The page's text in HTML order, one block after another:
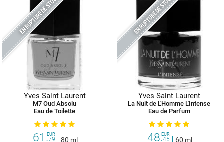
EN RUPTURE DE STOCK
Yves Saint Laurent
M7 Oud Absolu
Eau de Toilette
61.79
EUR
80 ml
EN RUPTURE DE STOCK
Yves Saint Laurent
La Nuit de L'Homme L'Intense
Eau de Parfum
48.45
EUR
60 ml